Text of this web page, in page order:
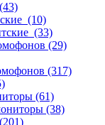
(43)
(10)
(33)
(29)
(317)
(61)
(38)
(201)